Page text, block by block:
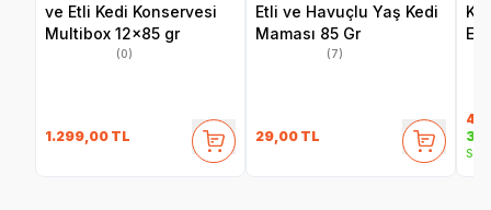
ve Etli Kedi Konservesi
Multibox 12x85 gr
(0)
1.299,00 TL
Etli ve Havuçlu Yaş Kedi
Maması 85 Gr
(7)
29,00 TL
Eti